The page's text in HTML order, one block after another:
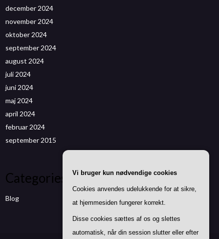
december 2024
november 2024
oktober 2024
september 2024
august 2024
juli 2024
juni 2024
maj 2024
april 2024
februar 2024
september 2015
Categories
Blog
Vi bruger kun nødvendige cookies
Cookies anvendes udelukkende for at sikre,
at hjemmesiden fungerer korrekt.
Disse cookies sættes af os og slettes
automatisk, når din session slutter eller efter